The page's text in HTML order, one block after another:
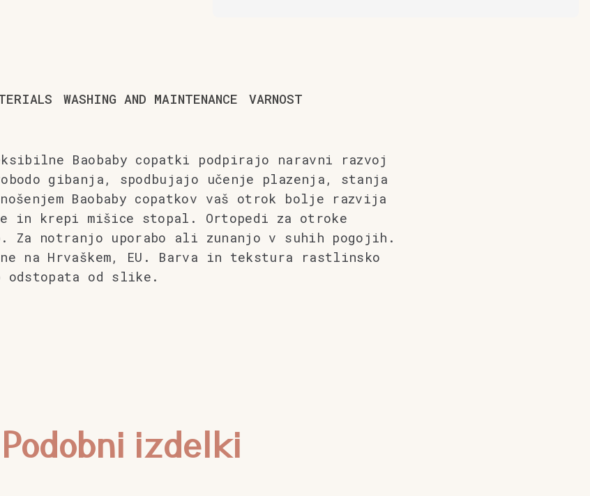
WASHING AND MAINTENANCE VARNOST
Baobaby copatki podpirajo naravni razvoj
gibanja, spodbujajo učenje plazenja, stanja
Baobaby copatkov vaš otrok bolje razvija
in krepi mišice stopal. Ortopedi za otroke
Za notranjo uporabo ali zunanjo v suhih pogojih.
na Hrvaškem, EU. Barva in tekstura rastlinsko
odstopata od slike.
Podobni izdelki